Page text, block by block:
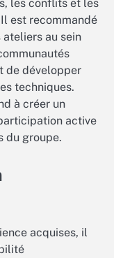
les conflits et les
est recommandé
au sein
de développer
techniques.
à créer un
active
du groupe.
acquises, il